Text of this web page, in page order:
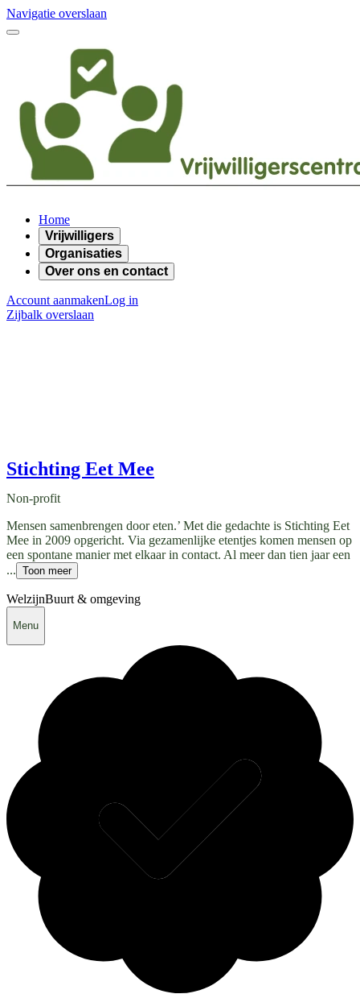
Navigatie overslaan
Home
Vrijwilligers
Organisaties
Over ons en contact
Account aanmakenLog in
Zijbalk overslaan
Stichting Eet Mee
Non-profit
Mensen samenbrengen door eten.’ Met die gedachte is Stichting Eet
Mee in 2009 opgericht. Via gezamenlijke etentjes komen mensen op
een spontane manier met elkaar in contact. Al meer dan tien jaar een
... Toon meer
WelzijnBuurt & omgeving
Menu